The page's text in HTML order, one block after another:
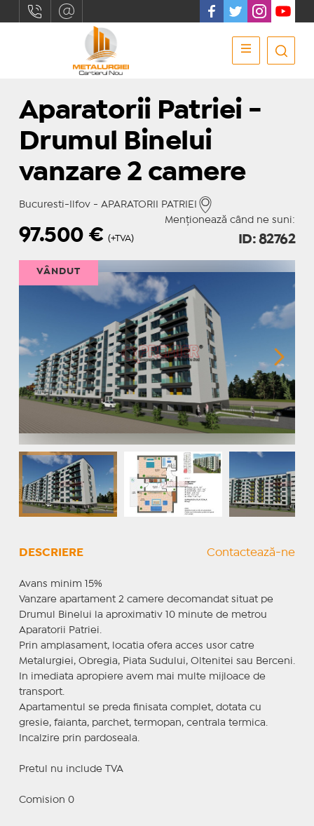
Aparatorii Patriei -
Drumul Binelui
vanzare 2 camere
Bucuresti-Ilfov - APARATORII PATRIEI
Menționează când ne suni:
97.500€ (+TVA) ID: 82762
VÂNDUT
DESCRIERE Contactează-ne
Avans minim 15%
Vanzare apartament 2 camere decomandat situat pe
Drumul Binelui la aproximativ 10 minute de metrou
Aparatorii Patriei.
Prin amplasament, locatia ofera acces usor catre
Metalurgiei, Obregia, Piata Sudului, Oltenitei sau Berceni.
In imediata apropiere avem mai multe mijloace de
transport.
Apartamentul se preda finisata complet, dotata cu
gresie, faianta, parchet, termopan, centrala termica.
Incalzire prin pardoseala.
Pretul nu include TVA
Comision 0